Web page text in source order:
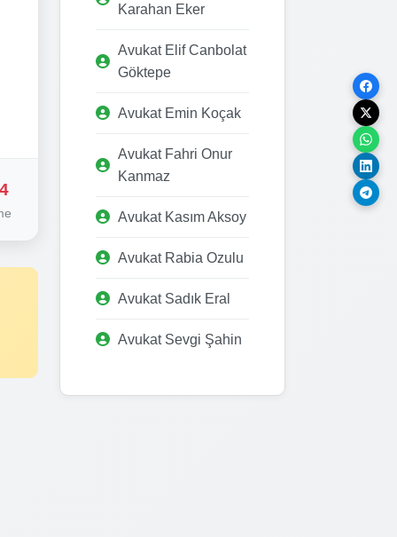
Karahan Eker
Avukat Elif Canbolat
Göktepe
Avukat Emin Koçak
Avukat Fahri Onur
Kanmaz
Avukat Kasım Aksoy
Avukat Rabia Ozulu
Avukat Sadık Eral
Avukat Sevgi Şahin